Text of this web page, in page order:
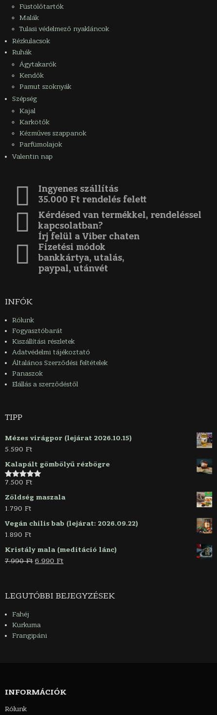
Füstölőtartók
Malák
Tulasi védelmező nyakláncok
Rézkulacsok
Ruhák
Ágytakarók
Kendők
Pamut szoknyák
Szépség
Kajal
Karkötők
Kézműves szappanok
Parfümolajok
Valentin nap
Ingyenes szállítás
35.000 Ft rendelés felett
Kérdésed van termékkel, rendeléssel
kapcsolatban?
Írj felül a Viber chaten
Fizetési módok
bankkártya, utalás,
paypal, utánvét
INFÓK
Rólunk
Fogyasztóbarát
Kiszállítási részletek
Adatvédelmi tájékoztató
Általános Szerződési feltételek
Panaszok
Elállás a szerződéstől
TIPP
Mézes virágpor (lejárat 2026.10.15)
5.590 Ft
Kalapált gömbölyű rézbögre
Értékelés:
7.500 Ft
Zöldség maszala
1.790 Ft
Vegán chilis bab (lejárat: 2026.09.22)
1.890 Ft
Kristály mala (meditáció lánc)
7.990Ft Original
7.990 Ft.
6.990 Ft
6.990 Ft.
LEGUTÓBBI BEJEGYZÉSEK
Fahéj
Kurkuma
Frangipáni
INFORMÁCIÓK
Rólunk